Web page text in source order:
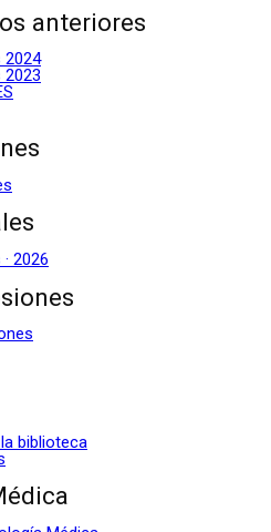
anteriores
2024
2026
biblioteca